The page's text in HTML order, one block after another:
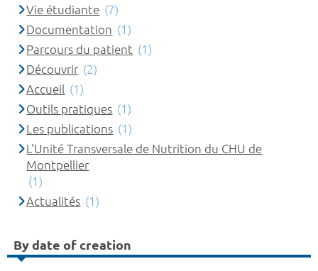
Vie étudiante (7)
Documentation (1)
Parcours du patient (1)
Découvrir (2)
Accueil (1)
Outils pratiques (1)
Les publications (1)
L'Unité Transversale de Nutrition du CHU de
Montpellier
(1)
Actualités (1)
By date of creation